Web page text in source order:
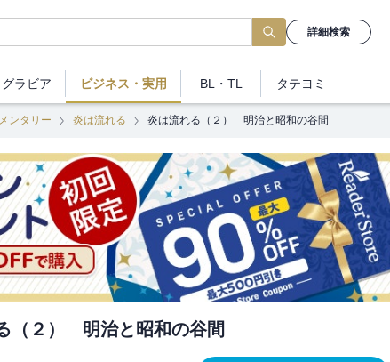
詳細検索
グラビア ビジネス ・実用 BL・TL タテヨミ
ンタリー 炎は流れる 炎は流れる（２） 明治と昭和の谷間
（２） 明治と昭和の谷間